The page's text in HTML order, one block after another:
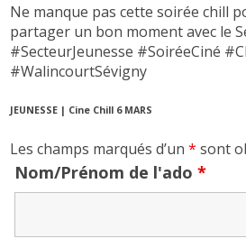
Ne manque pas cette soirée chill
partager un bon moment avec le
#SecteurJeunesse #SoiréeCiné
#WalincourtSévigny
JEUNESSE | Cine Chill 6 MARS
Les champs marqués d’un* sont
Nom/Prénom de l'ado*